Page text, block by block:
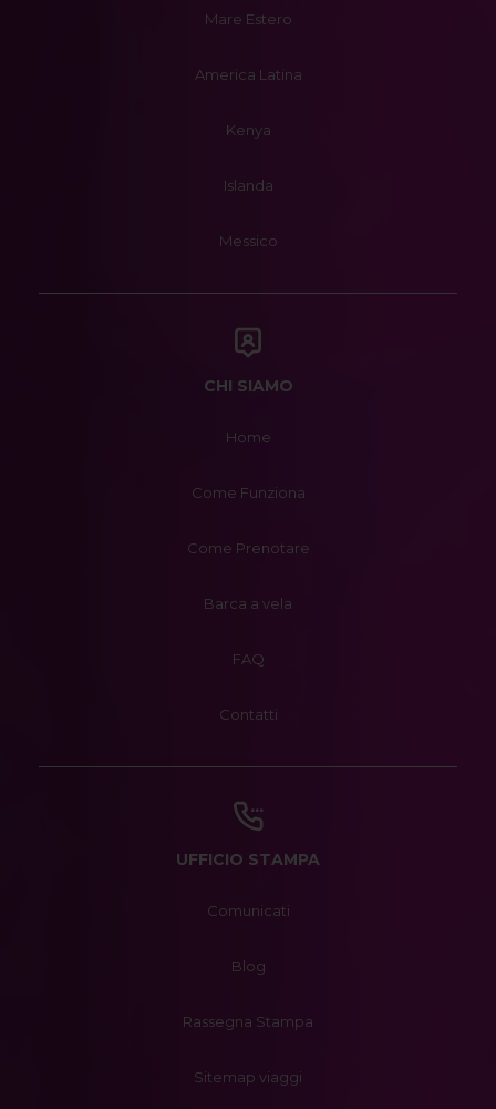
Mare Estero
America Latina
Kenya
Islanda
Messico
CHI SIAMO
Home
Come Funziona
Come Prenotare
Barca a vela
FAQ
Contatti
UFFICIO STAMPA
Comunicati
Blog
Rassegna Stampa
Sitemap viaggi